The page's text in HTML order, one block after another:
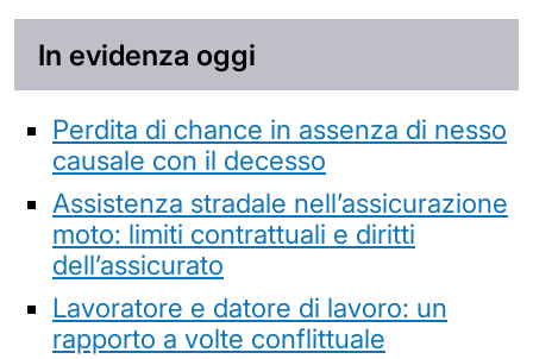
In evidenza oggi
Perdita di chance in assenza di nesso
causale con il decesso
Assistenza stradale nell’assicurazione
moto: limiti contrattuali e diritti
dell’assicurato
Lavoratore e datore di lavoro: un
rapporto a volte conflittuale